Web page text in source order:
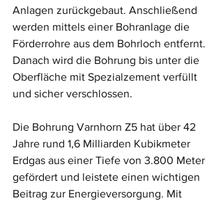
Anlagen zurückgebaut. Anschließend
werden mittels einer Bohranlage die
Förderrohre aus dem Bohrloch entfernt.
Danach wird die Bohrung bis unter die
Oberfläche mit Spezialzement verfüllt
und sicher verschlossen.
Die Bohrung Varnhorn Z5 hat über 42
Jahre rund 1,6 Milliarden Kubikmeter
Erdgas aus einer Tiefe von 3.800 Meter
gefördert und leistete einen wichtigen
Beitrag zur Energieversorgung. Mit